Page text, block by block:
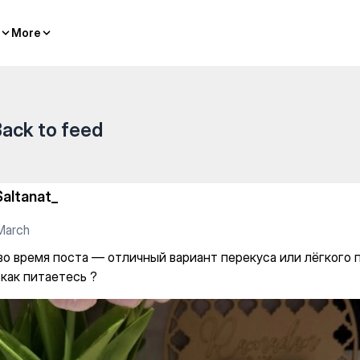
More
More вариант перекуса
to feed
время поста — отличный вариант перекуса или лёгкого
питаетесь ?